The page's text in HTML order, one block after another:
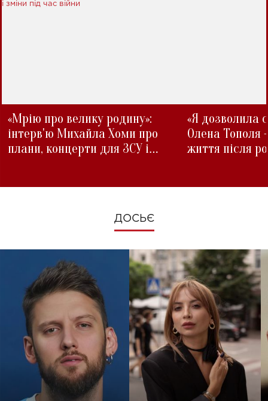
«Мрію про велику родину»:
інтерв'ю Михайла Хоми про
плани, концерти для ЗСУ і
«Я дозволила
Олена Тополя
життя після
ДОСЬЄ